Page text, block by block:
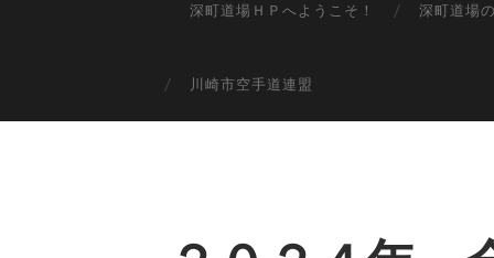
深町道場ＨＰへようこそ！ 深町道場
川崎市空手道連盟